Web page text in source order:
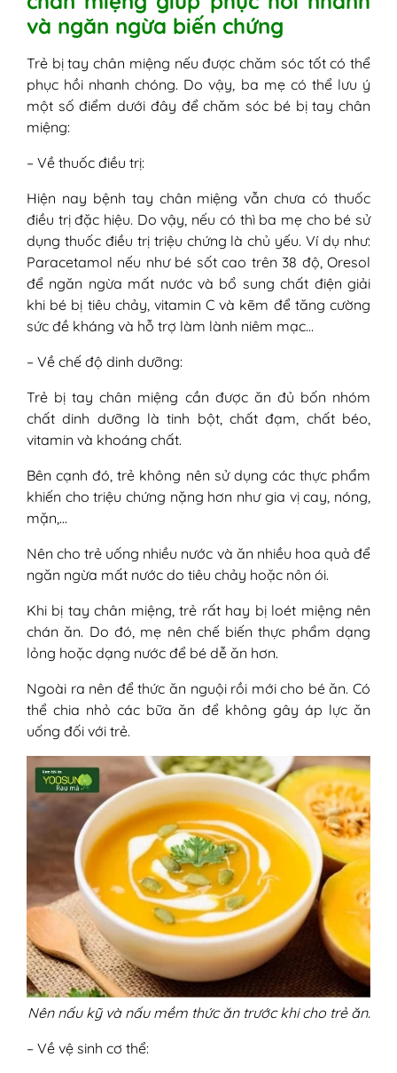
và ngăn ngừa biến chứng
Trẻ bị tay chân miệng nếu được chăm sóc tốt có thể
phục hồi nhanh chóng. Do vậy, ba mẹ có thể lưu ý
một số điểm dưới đây để chăm sóc bé bị tay chân
miệng:
– Về thuốc điều trị:
Hiện nay bệnh tay chân miệng vẫn chưa có thuốc
điều trị đặc hiệu. Do vậy, nếu có thì ba mẹ cho bé sử
dụng thuốc điều trị triệu chứng là chủ yếu. Ví dụ như:
Paracetamol nếu như bé sốt cao trên 38 độ, Oresol
để ngăn ngừa mất nước và bổ sung chất điện giải
khi bé bị tiêu chảy, vitamin C và kẽm để tăng cường
sức đề kháng và hỗ trợ làm lành niêm mạc…
– Về chế độ dinh dưỡng:
Trẻ bị tay chân miệng cần được ăn đủ bốn nhóm
chất dinh dưỡng là tinh bột, chất đạm, chất béo,
vitamin và khoáng chất.
Bên cạnh đó, trẻ không nên sử dụng các thực phẩm
khiến cho triệu chứng nặng hơn như gia vị cay, nóng,
mặn,…
Nên cho trẻ uống nhiều nước và ăn nhiều hoa quả để
ngăn ngừa mất nước do tiêu chảy hoặc nôn ói.
Khi bị tay chân miệng, trẻ rất hay bị loét miệng nên
chán ăn. Do đó, mẹ nên chế biến thực phẩm dạng
lỏng hoặc dạng nước để bé dễ ăn hơn.
Ngoài ra nên để thức ăn nguội rồi mới cho bé ăn. Có
thể chia nhỏ các bữa ăn để không gây áp lực ăn
uống đối với trẻ.
Nên nấu kỹ và nấu mềm thức ăn trước khi cho trẻ ăn.
– Về vệ sinh cơ thể: